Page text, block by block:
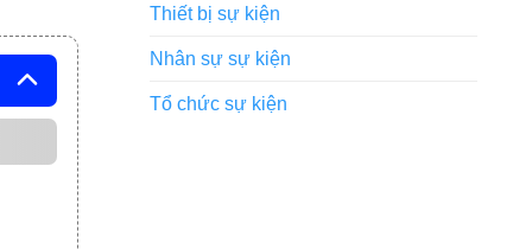
Thiết bị sự kiện
Nhân sự sự kiện
Tổ chức sự kiện